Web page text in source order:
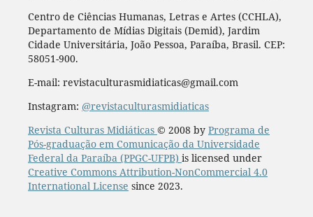
Centro de Ciências Humanas, Letras e Artes (CCHLA),
Departamento de Mídias Digitais (Demid), Jardim
Cidade Universitária, João Pessoa, Paraíba, Brasil. CEP:
58051-900.
E-mail: revistaculturasmidiaticas@gmail.com
Instagram: @revistaculturasmidiaticas
Revista Culturas Midiáticas © 2008 by Programa de
Pós-graduação em Comunicação da Universidade
Federal da Paraíba (PPGC-UFPB) is licensed under
Creative Commons Attribution-NonCommercial 4.0
International License since 2023.